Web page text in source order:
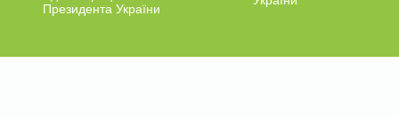
Президента України